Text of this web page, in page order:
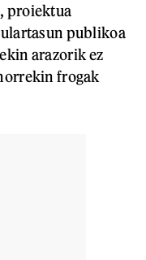
proiektua
publikoa
arazorik ez
frogak